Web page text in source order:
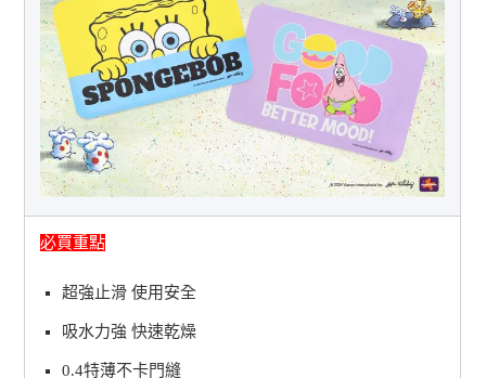
必買重點
超強止滑 使用安全
吸水力強 快速乾燥
0.4特薄不卡門縫